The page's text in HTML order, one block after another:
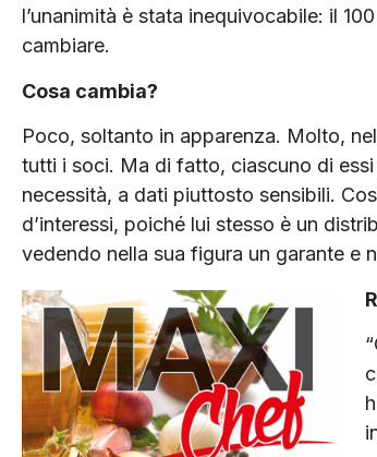
l’unanimità è stata inequivocabile: il
cambiare.
Cosa cambia?
Poco, soltanto in apparenza. Molto,
tutti i soci. Ma di fatto, ciascuno di
necessità, a dati piuttosto sensibili.
d’interessi, poiché lui stesso è un
vedendo nella sua figura un garante e
R